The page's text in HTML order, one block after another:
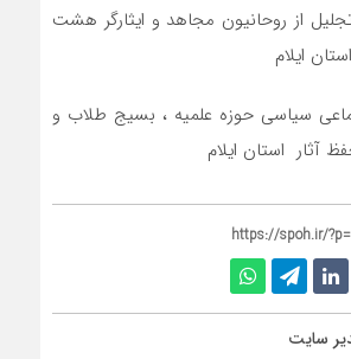
از روحانیون مجاهد و ایثارگر هشت
ایلام
سیاسی حوزه علمیه ، بسیج طلاب و
آثار استان ایلام
https://spoh.ir/
سایت